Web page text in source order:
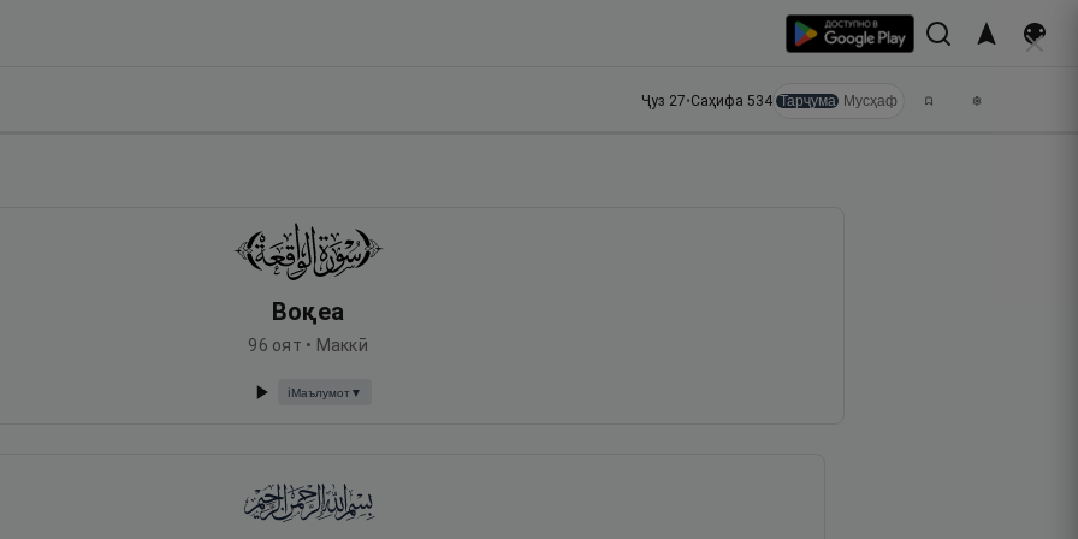
Ҷуз 27•Саҳифа 534 Тарҷума Мусҳаф
Воқеа
96 оят • Маккӣ
ℹ️Маълумот▼